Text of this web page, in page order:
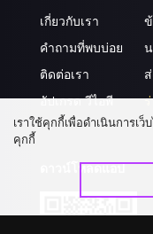
เกี่ยวกับเรา
คำถามที่พบบ่อย
ติดต่อเรา
อัปเกรด วีไอพี
ดาวน์โหลดแอป
เราใช้คุกกี้เพื่อดำเนินการเ
คุกกี้